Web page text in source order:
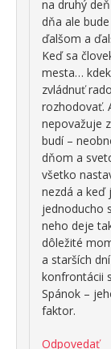
na druhý
dňa ale
ďalšom a
Keď sa
mesta…
zvládnuť
rozhodovať.
nepovažuje
budí –
dňom a
všetko
nezdá a keď
jednoducho
neho deje
dôležité
a starších
konfrontácii
Spánok –
faktor.
Odpovedať